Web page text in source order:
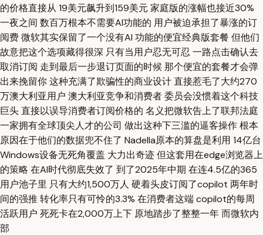
的价格直接从 19美元飙升到159美元 家庭版的涨幅也接近30%
一夜之间 数百万根本不需要AI功能的 用户被迫承担了暴涨的订
阅费 微软其实保留了一个没有AI 功能的便宜经典版套餐 但他们
故意把这个选项藏得很深 只有当用户忍无可忍 一路点击确认去
取消订阅 走到最后一步退订页面的时候 那个便宜的套餐才会弹
出来挽留你 这种充满了欺骗性的商业设计 直接惹毛了大约270
万澳大利亚用户 澳大利亚竞争和消费者 委员会没惯着这个科技
巨头 直接以误导消费者订阅价格的 名义把微软告上了联邦法庭
一家拥有全球顶尖人才的公司 做出这种下三滥的逼客操作 根本
原因在于他们的数据兜不住了 Nadella原本的算盘是利用 14亿台
Windows设备无死角覆盖 大力出奇迹 但这套用在edge浏览器上
的策略 在AI时代彻底失效了 到了2025年中期 在连4.5亿的365
用户池子里 只有大约1,500万人 硬着头皮订阅了copilot 两年时
间的强推 转化率只有可怜的3.3% 在消费者这端 copilot的每周
活跃用户 死死卡在2,000万上下 原地踏步了整整一年 而微软内
部